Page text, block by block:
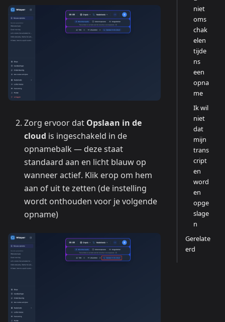
Zorg ervoor dat Opslaan in de
cloud is ingeschakeld in de
opnamebalk — deze staat
standaard aan en licht blauw op
wanneer actief. Klik erop om hem
aan of uit te zetten (de instelling
wordt onthouden voor je volgende
opname)
niet
oms
chak
elen
tijde
ns
een
opna
me
Ik wil
niet
dat
mijn
trans
cript
en
word
en
opge
slage
n
Gerelate
erd